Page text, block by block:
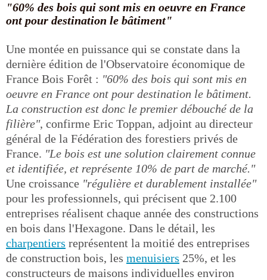
"60% des bois qui sont mis en oeuvre en France
ont pour destination le bâtiment"
Une montée en puissance qui se constate dans la
dernière édition de l'Observatoire économique de
France Bois Forêt : "60% des bois qui sont mis en
oeuvre en France ont pour destination le bâtiment.
La construction est donc le premier débouché de la
filière", confirme Eric Toppan, adjoint au directeur
général de la Fédération des forestiers privés de
France. "Le bois est une solution clairement connue
et identifiée, et représente 10% de part de marché."
Une croissance "régulière et durablement installée"
pour les professionnels, qui précisent que 2.100
entreprises réalisent chaque année des constructions
en bois dans l'Hexagone. Dans le détail, les
charpentiers représentent la moitié des entreprises
de construction bois, les menuisiers 25%, et les
constructeurs de maisons individuelles environ